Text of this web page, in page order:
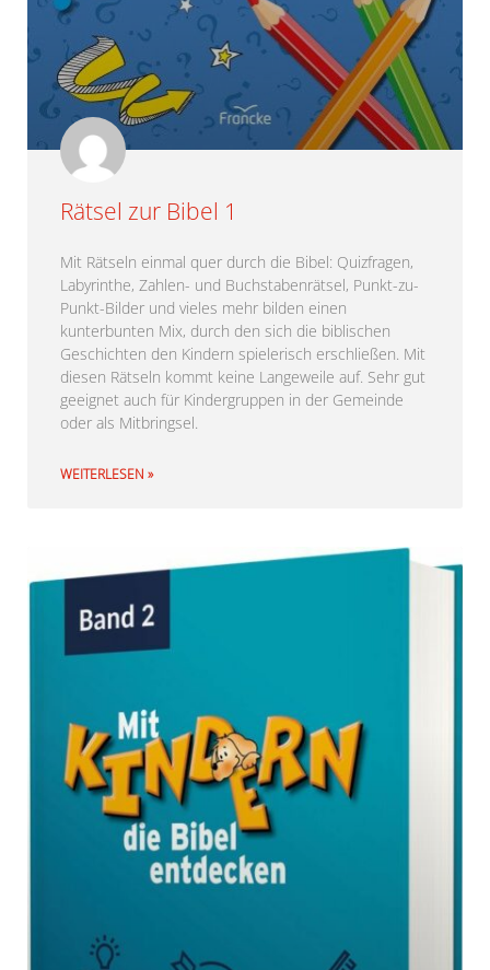
Rätsel zur Bibel 1
Mit Rätseln einmal quer durch die Bibel: Quizfragen,
Labyrinthe, Zahlen- und Buchstabenrätsel, Punkt-zu-
Punkt-Bilder und vieles mehr bilden einen
kunterbunten Mix, durch den sich die biblischen
Geschichten den Kindern spielerisch erschließen. Mit
diesen Rätseln kommt keine Langeweile auf. Sehr gut
geeignet auch für Kindergruppen in der Gemeinde
oder als Mitbringsel.
WEITERLESEN »